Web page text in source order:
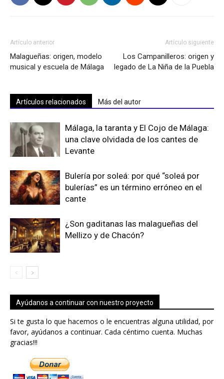
Artículo anterior
Malagueñas: origen, modelo
musical y escuela de Málaga
Artículo siguiente
Los Campanilleros: origen y
legado de La Niña de la Puebla
Artículos relacionados Más del autor
Málaga, la taranta y El Cojo de Málaga:
una clave olvidada de los cantes de
Levante
Bulería por soleá: por qué “soleá por
bulerías” es un término erróneo en el
cante
¿Son gaditanas las malagueñas del
Mellizo y de Chacón?
Ayúdanos a continuar con nuestro proyecto
Si te gusta lo que hacemos o le encuentras alguna utilidad, por
favor, ayúdanos a continuar. Cada céntimo cuenta. Muchas
gracias!!!